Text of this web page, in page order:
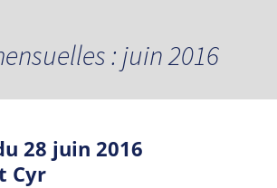
: juin 2016
28 juin 2016
Cyr